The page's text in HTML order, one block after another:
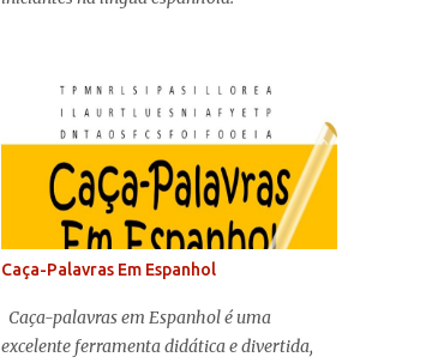
Caça-Palavras Em Espanhol
Caça-palavras em Espanhol é uma
excelente ferramenta didática e divertida,